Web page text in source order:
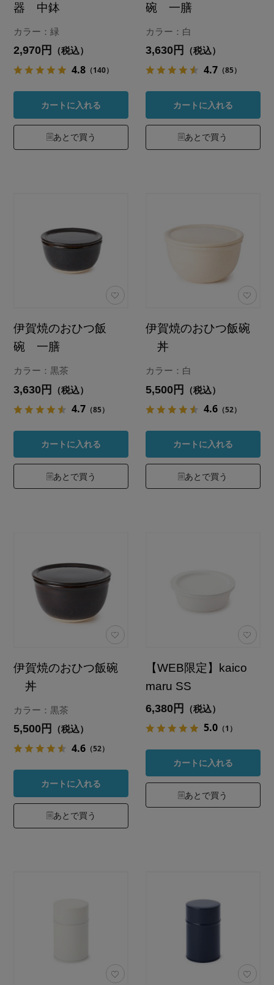
器 中鉢
カラー：緑
2,970円 （税込）
4.8 （140）
カートに入れる
あとで買う
碗 一膳
カラー：白
3,630円 （税込）
4.7 （85）
カートに入れる
あとで買う
伊賀焼のおひつ飯
碗 一膳
カラー：黒茶
3,630円 （税込）
4.7 （85）
カートに入れる
あとで買う
伊賀焼のおひつ飯碗
丼
カラー：白
5,500円 （税込）
4.6 （52）
カートに入れる
あとで買う
伊賀焼のおひつ飯碗
丼
カラー：黒茶
5,500円 （税込）
4.6 （52）
カートに入れる
あとで買う
【WEB限定】kaico
maru SS
6,380円 （税込）
5.0 （1）
カートに入れる
あとで買う